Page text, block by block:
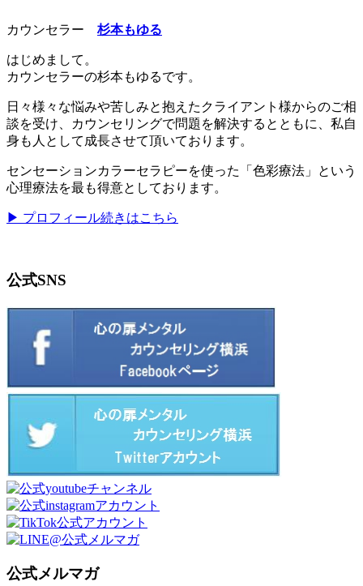
カウンセラー 杉本もゆる
はじめまして。
カウンセラーの杉本もゆるです。
日々様々な悩みや苦しみと抱えたクライアント様からのご相
談を受け、カウンセリングで問題を解決するとともに、私自
身も人として成長させて頂いております。
センセーションカラーセラピーを使った「色彩療法」という
心理療法を最も得意としております。
▶ プロフィール続きはこちら
公式SNS
公式メルマガ